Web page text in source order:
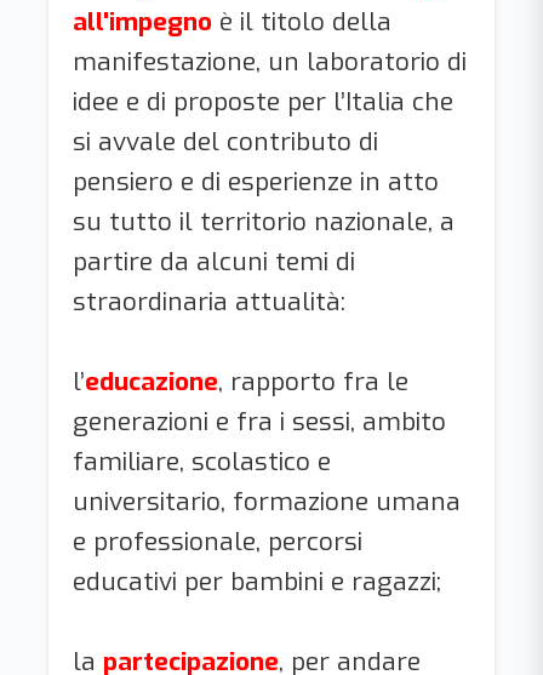
all'impegno è il titolo della
manifestazione, un laboratorio di
idee e di proposte per l’Italia che
si avvale del contributo di
pensiero e di esperienze in atto
su tutto il territorio nazionale, a
partire da alcuni temi di
straordinaria attualità:
l’educazione, rapporto fra le
generazioni e fra i sessi, ambito
familiare, scolastico e
universitario, formazione umana
e professionale, percorsi
educativi per bambini e ragazzi;
la partecipazione, per andare